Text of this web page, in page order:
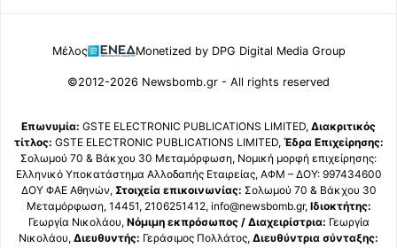
Μέλος Monetized by DPG Digital Media Group
©2012-2026 Newsbomb.gr - All rights reserved
Επωνυμία: GSTE ELECTRONIC PUBLICATIONS LIMITED, Διακριτικός
τίτλος: GSTE ELECTRONIC PUBLICATIONS LIMITED, Έδρα Επιχείρησης:
Σολωμού 70 & Βάκχου 30 Μεταμόρφωση, Νομική μορφή επιχείρησης:
Ελληνικό Υποκατάστημα Αλλοδαπής Εταιρείας, ΑΦΜ – ΔΟΥ: 997434600
ΔΟΥ ΦΑΕ Αθηνών, Στοιχεία επικοινωνίας: Σολωμού 70 & Βάκχου 30
Μεταμόρφωση, 14451, 2106251412, info@newsbomb.gr, Ιδιοκτήτης:
Γεωργία Νικολάου, Νόμιμη εκπρόσωπος / Διαχειρίστρια: Γεωργία
Νικολάου, Διευθυντής: Γεράσιμος Πολλάτος, Διευθύντρια σύνταξης: